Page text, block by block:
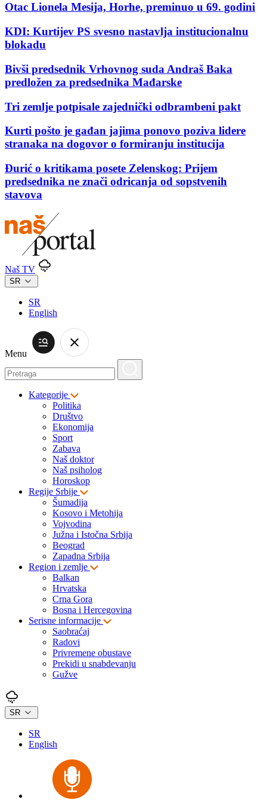
Otac Lionela Mesija, Horhe, preminuo u 69. godini
KDI: Kurtijev PS svesno nastavlja institucionalnu
blokadu
Bivši predsednik Vrhovnog suda Andraš Baka
predložen za predsednika Mađarske
Tri zemlje potpisale zajednički odbrambeni pakt
Kurti pošto je gađan jajima ponovo poziva lidere
stranaka na dogovor o formiranju institucija
Đurić o kritikama posete Zelenskog: Prijem
predsednika ne znači odricanja od sopstvenih
stavova
Naš TV
SR
SR
English
Menu
Kategorije
Politika
Društvo
Ekonomija
Sport
Zabava
Naš doktor
Naš psiholog
Horoskop
Regije Srbije
Šumadija
Kosovo i Metohija
Vojvodina
Južna i Istočna Srbija
Beograd
Zapadna Srbija
Region i zemlje
Balkan
Hrvatska
Crna Gora
Bosna i Hercegovina
Serisne informacije
Saobraćaj
Radovi
Privremene obustave
Prekidi u snabdevanju
Gužve
SR
SR
English